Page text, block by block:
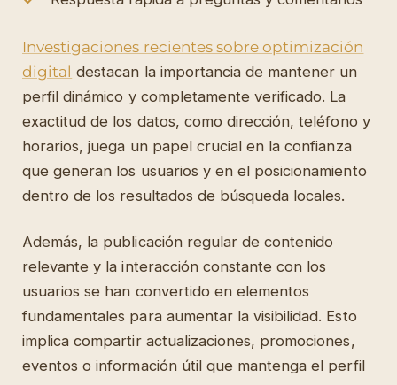
Investigaciones recientes sobre optimización
digital destacan la importancia de mantener un
perfil dinámico y completamente verificado. La
exactitud de los datos, como dirección, teléfono y
horarios, juega un papel crucial en la confianza
que generan los usuarios y en el posicionamiento
dentro de los resultados de búsqueda locales.
Además, la publicación regular de contenido
relevante y la interacción constante con los
usuarios se han convertido en elementos
fundamentales para aumentar la visibilidad. Esto
implica compartir actualizaciones, promociones,
eventos o información útil que mantenga el perfil